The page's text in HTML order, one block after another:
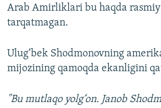
Arab Amirliklari bu haqda rasmiy
tarqatmagan.
Ulug‘bek Shodmonovning
mijozining qamoqda ekanligini
"Bu mutlaqo yolg‘on. Janob